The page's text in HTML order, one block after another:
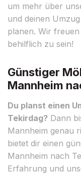
um mehr über
und deinen
planen. Wir
behilflich zu sein!
Günstiger
Mannheim
Du planst einen
Tekirdag? Dann
Mannheim genau
bietet dir einen
Mannheim nach
Erfahrung und